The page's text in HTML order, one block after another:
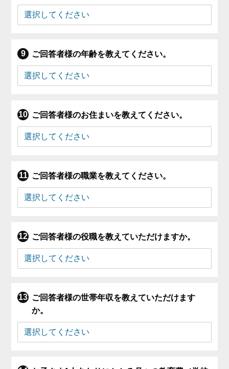
ご回答者様の年齢を教えてください。
ご回答者様のお住まいを教えてください。
ご回答者様の職業を教えてください。
ご回答者様の役職を教えていただけますか。
ご回答者様の世帯年収を教えていただけます
か。